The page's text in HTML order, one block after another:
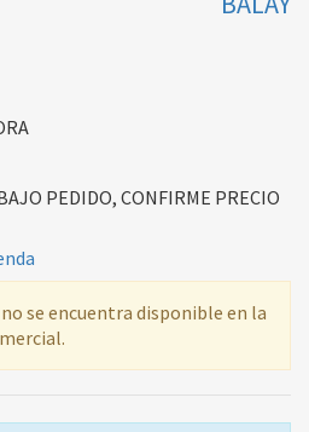
PEDIDO, CONFIRME PRECIO
se encuentra disponible en la